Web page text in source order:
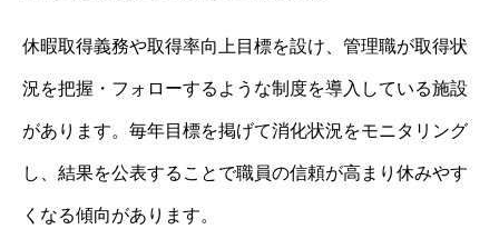
休暇取得義務や取得率向上目標を設け、管理職が取得状
況を把握・フォローするような制度を導入している施設
があります。毎年目標を掲げて消化状況をモニタリング
し、結果を公表することで職員の信頼が高まり休みやす
くなる傾向があります。